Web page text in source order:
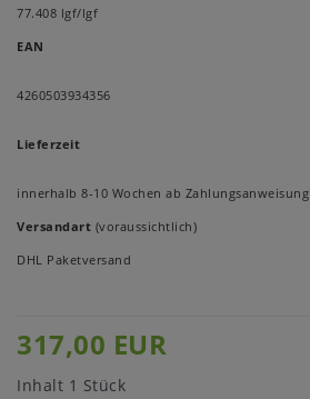
77.408 lgf/lgf
EAN
4260503934356
Lieferzeit
innerhalb 8-10 Wochen ab Zahlungsanweisung
Versandart (voraussichtlich)
DHL Paketversand
317,00 EUR
Inhalt 1 Stück